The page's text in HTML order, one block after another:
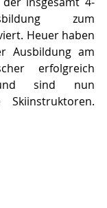
zum
Heuer haben
Ausbildung am
erfolgreich
und sind nun